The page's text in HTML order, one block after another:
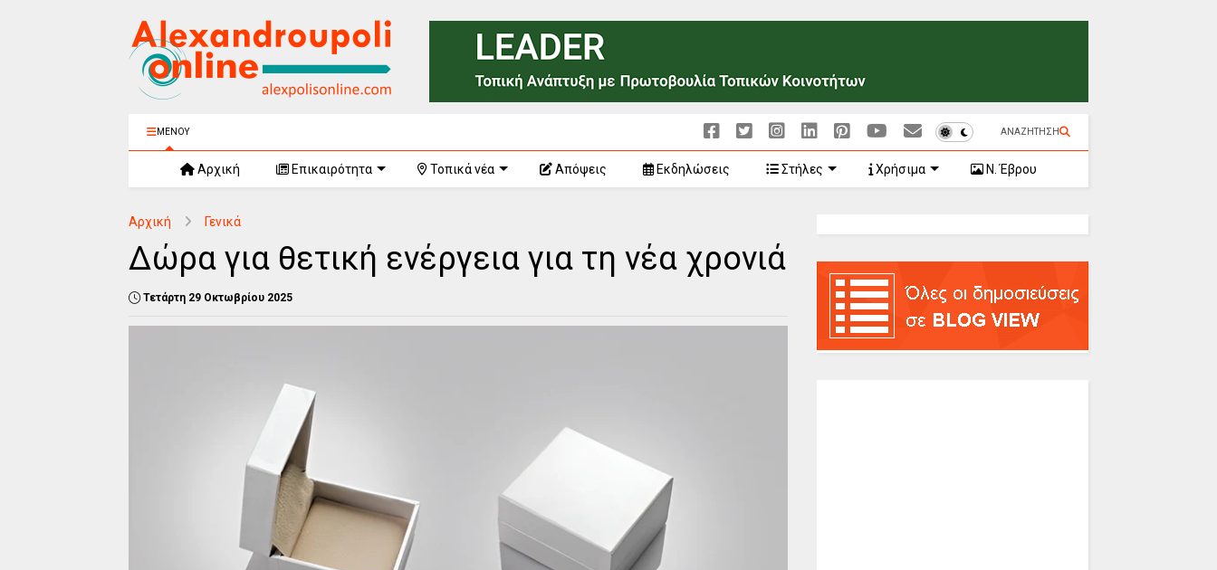
ΜΕΝΟΥ ΑΝΑΖΗΤΗΣΗ
Αρχική Επικαιρότητα Τοπικά νέα Απόψεις Εκδηλώσεις Στήλες Χρήσιμα Ν. Έβρου
Αρχική Γενικά
Δώρα για θετική ενέργεια για τη νέα χρονιά
Τετάρτη 29 Οκτωβρίου 2025